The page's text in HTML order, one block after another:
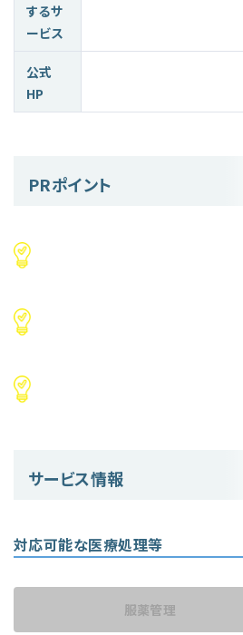
するサ
ービス
公式
HP
PRポイント
サービス情報
対応可能な医療処理等
服薬管理